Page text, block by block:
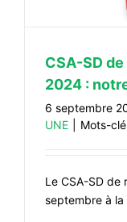
CSA-SD
2024 :
6 septembre
UNE
Mots-
Le CSA-SD de
septembre à